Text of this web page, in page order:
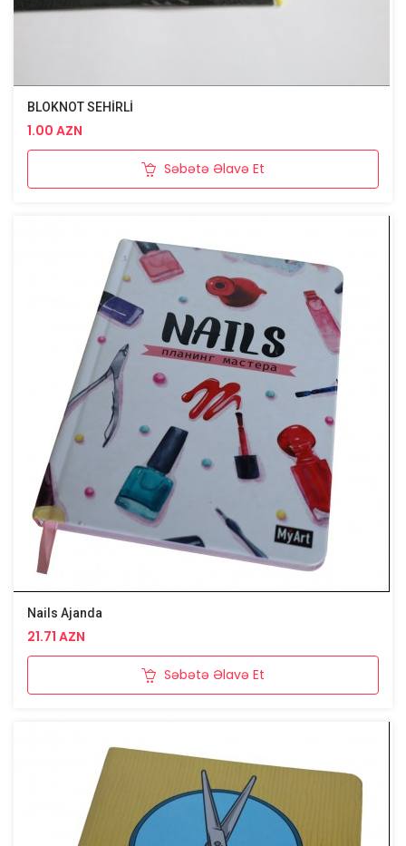
BLOKNOT SEHİRLİ
1.00 AZN
Səbətə Əlavə Et
Nails Ajanda
21.71 AZN
Səbətə Əlavə Et